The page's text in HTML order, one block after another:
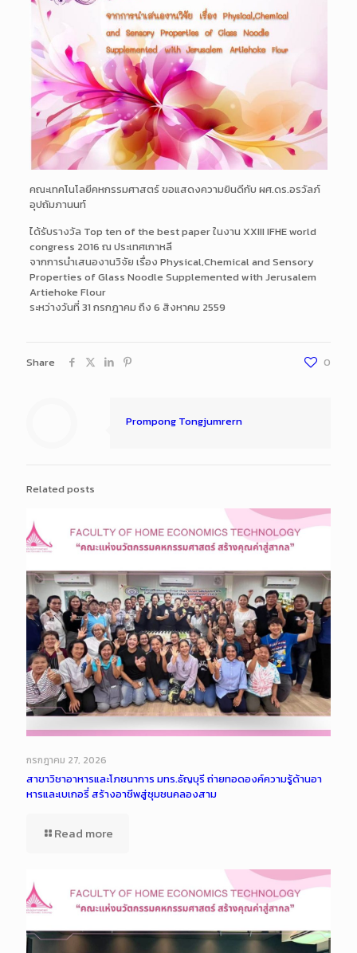
คณะเทคโนโลยีคหกรรมศาสตร์ ขอแสดงความยินดีกับ ผศ.ดร.อรวัลภ์
อุปถัมภานนท์
ได้รับรางวัล Top ten of the best paper ในงาน XXIII IFHE world
congress 2016 ณ ประเทศเกาหลี
จากการนำเสนองานวิจัย เรื่อง Physical,Chemical and Sensory
Properties of Glass Noodle Supplemented with Jerusalem
Artiehoke Flour
ระหว่างวันที่ 31 กรกฎาคม ถึง 6 สิงหาคม 2559
Share 0
Prompong Tongjumrern
Related posts
กรกฎาคม 27, 2026
สาขาวิชาอาหารและโภชนาการ มทร.ธัญบุรี ถ่ายทอดองค์ความรู้ด้านอา
หารและเบเกอรี่ สร้างอาชีพสู่ชุมชนคลองสาม
Read more